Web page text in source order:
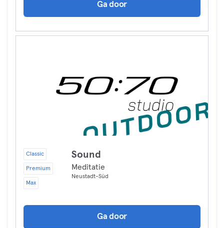
Ga door
Classic
Premium
Max
Sound
Meditatie
Neustadt-Süd
Ga door